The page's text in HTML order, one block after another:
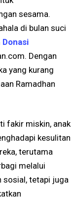
sesama.
di bulan suci
Donasi
Dengan
yang kurang
Ramadhan
fakir miskin, anak
kesulitan
terutama
melalui
sosial, tetapi juga